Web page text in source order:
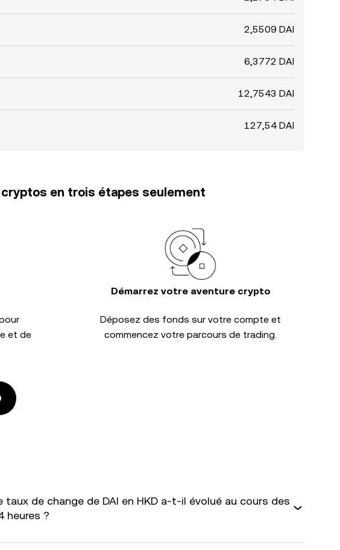
2,5509 DAI
6,3772 DAI
12,7543 DAI
127,54 DAI
en trois étapes seulement
et de
Démarrez votre aventure crypto
Déposez des fonds sur votre compte et
commencez votre parcours de trading.
taux de change de DAI en HKD a-t-il évolué au cours des
heures ?